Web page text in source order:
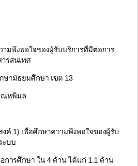
ามพึงพอใจของผู้รับบริการที่มีต่อการ
รสนเทศ
ษามัธยมศึกษา เขต 13
ณหพิมล
ค์ 1) เพื่อศึกษาความพึงพอใจของผู้รับ
ะบบ
การศึกษา ใน 4 ด้าน ได้แก่ 1.1 ด้าน